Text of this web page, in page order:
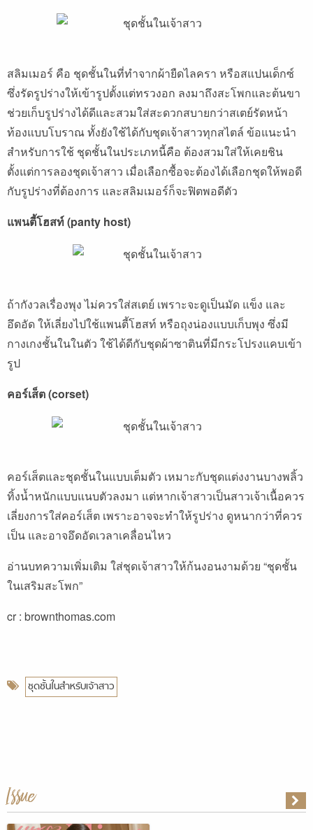
สลิมเมอร์ คือ ชุดชั้นในที่ทำจากผ้ายืดไลครา หรือสแปนเด็กซ์
ซึ่งรัดรูปร่างให้เข้ารูปตั้งแต่ทรวงอก ลงมาถึงสะโพกและต้นขา
ช่วยเก็บรูปร่างได้ดีและสวมใส่สะดวกสบายกว่าสเตย์รัดหน้า
ท้องแบบโบราณ ทั้งยังใช้ได้กับชุดเจ้าสาวทุกสไตล์ ข้อแนะนำ
สำหรับการใช้ ชุดชั้นในประเภทนี้คือ ต้องสวมใส่ให้เคยชิน
ตั้งแต่การลองชุดเจ้าสาว เมื่อเลือกซื้อจะต้องได้เลือกชุดให้พอดี
กับรูปร่างที่ต้องการ และสลิมเมอร์ก็จะฟิตพอดีตัว
แพนตี้โฮสท์ (panty host)
ถ้ากังวลเรื่องพุง ไม่ควรใส่สเตย์ เพราะจะดูเป็นมัด แข็ง และ
อึดอัด ให้เลี่ยงไปใช้แพนตี้โฮสท์ หรือถุงน่องแบบเก็บพุง ซึ่งมี
กางเกงชั้นในในตัว ใช้ได้ดีกับชุดผ้าซาตินที่มีกระโปรงแคบเข้า
รูป
คอร์เส็ต (corset)
คอร์เส็ตและชุดชั้นในแบบเต็มตัว เหมาะกับชุดแต่งงานบางพลิ้ว
ทิ้งน้ำหนักแบบแนบตัวลงมา แต่หากเจ้าสาวเป็นสาวเจ้าเนื้อควร
เลี่ยงการใส่คอร์เส็ต เพราะอาจจะทำให้รูปร่าง ดูหนากว่าที่ควร
เป็น และอาจอึดอัดเวลาเคลื่อนไหว
อ่านบทความเพิ่มเติม ใส่ชุดเจ้าสาวให้ก้นงอนงามด้วย “ชุดชั้น
ในเสริมสะโพก”
cr : brownthomas.com
ชุดชั้นในสำหรับเจ้าสาว
Issue